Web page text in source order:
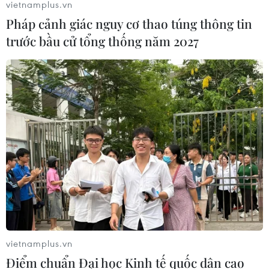
Iceland trước cuộc trưng cầu ý dân
về nối lại đàm phán gia nhập EU
Italy bác tối hậu thư của Tây Ban Nha
về kiểm soát biên giới
08/08/2026 07:27
EU triển khai mạng vệ tinh riêng,
củng cố chủ quyền số
08/08/2026 04:15
vietnamplus.vn
Pháp cảnh giác nguy cơ thao túng thông tin
trước bầu cử tổng thống năm 2027
vietnamplus.vn
Điểm chuẩn Đại học Kinh tế quốc dân cao